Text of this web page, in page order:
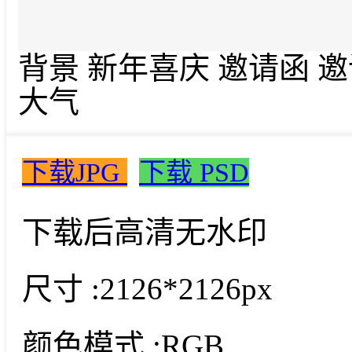
背景 新年喜庆 邀请函
大气
下载JPG 下载 PSD
下载后高清无水印
尺寸 :2126*2126px